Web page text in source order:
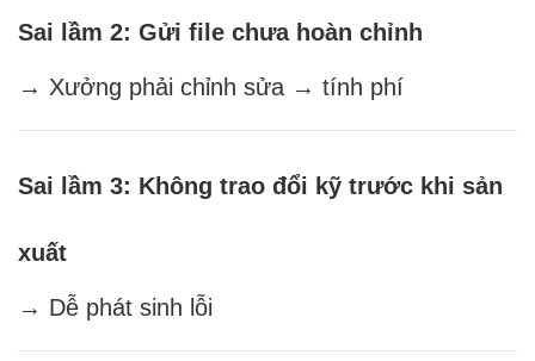
Sai lầm 2: Gửi file chưa hoàn chỉnh
→ Xưởng phải chỉnh sửa → tính phí
Sai lầm 3: Không trao đổi kỹ trước khi sản
xuất
→ Dễ phát sinh lỗi